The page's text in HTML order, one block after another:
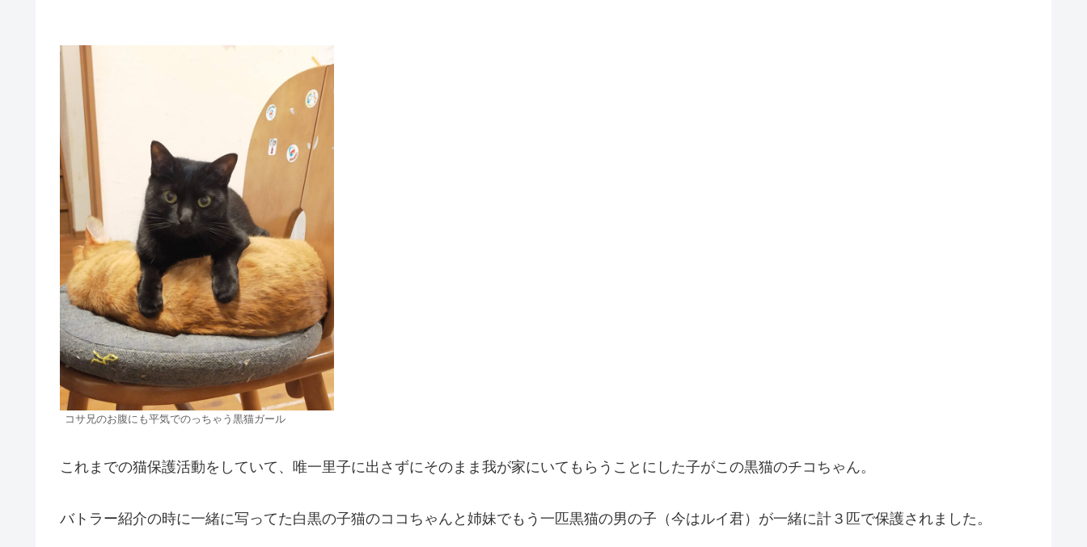
コサ兄のお腹にも平気でのっちゃう黒猫ガール
これまでの猫保護活動をしていて、唯一里子に出さずにそのまま我が家にいてもらうことにした子がこの黒猫のチコちゃん。
バトラー紹介の時に一緒に写ってた白黒の子猫のココちゃんと姉妹でもう一匹黒猫の男の子（今はルイ君）が一緒に計３匹で保護されました。